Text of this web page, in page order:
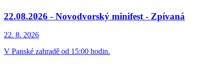
22.08.2026 - Novodvorský minifest - Zpívaná
22. 8. 2026
V Panské zahradě od 15:00 hodin.